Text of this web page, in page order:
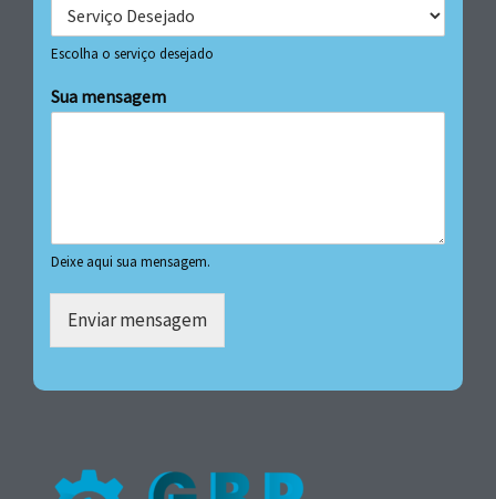
Escolha o serviço desejado
Sua mensagem
Deixe aqui sua mensagem.
Enviar mensagem